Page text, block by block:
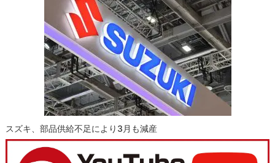
スズキ、部品供給不足により3月も減産